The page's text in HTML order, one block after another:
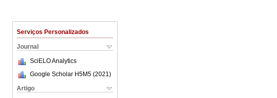
Serviços Personalizados
Journal
SciELO Analytics
Google Scholar H5M5 (2021 )
Artigo